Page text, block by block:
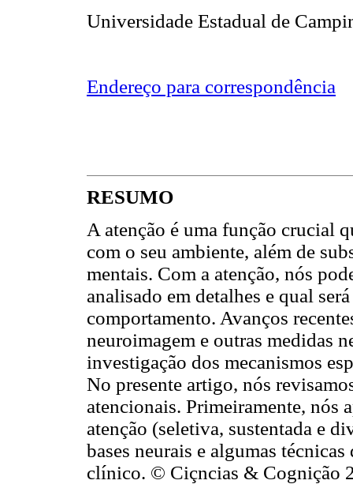
Universidade Estadual de
Endereço para correspondência
RESUMO
A atenção é uma função crucial
com o seu ambiente, além de
mentais. Com a atenção, nós
analisado em detalhes e qual
comportamento. Avanços
neuroimagem e outras medidas
investigação dos mecanismos
No presente artigo, nós
atencionais. Primeiramente, nós
atenção (seletiva, sustentada e
bases neurais e algumas
clínico. © Ciçncias & Cognição